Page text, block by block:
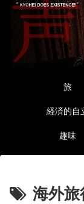
旅
経済的自
趣味
海外旅